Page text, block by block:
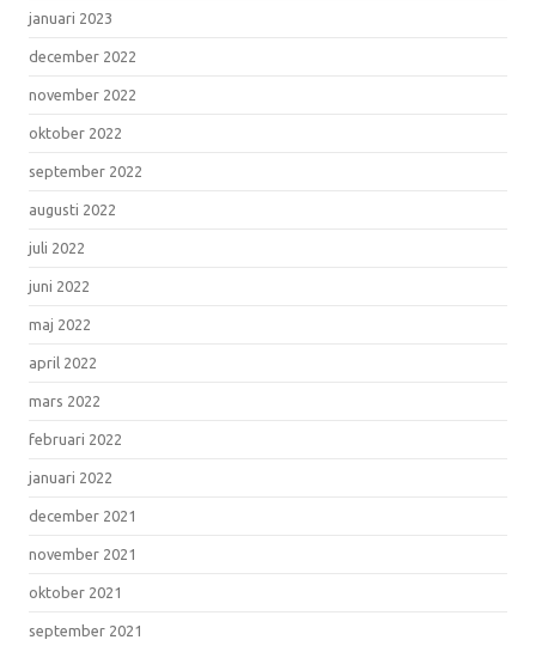
januari 2023
december 2022
november 2022
oktober 2022
september 2022
augusti 2022
juli 2022
juni 2022
maj 2022
april 2022
mars 2022
februari 2022
januari 2022
december 2021
november 2021
oktober 2021
september 2021